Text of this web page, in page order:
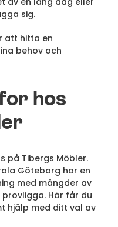
sig.
att hitta en
behov och
hos
på Tibergs Möbler.
Göteborg har en
med mängder av
Här får du
hjälp med ditt val av